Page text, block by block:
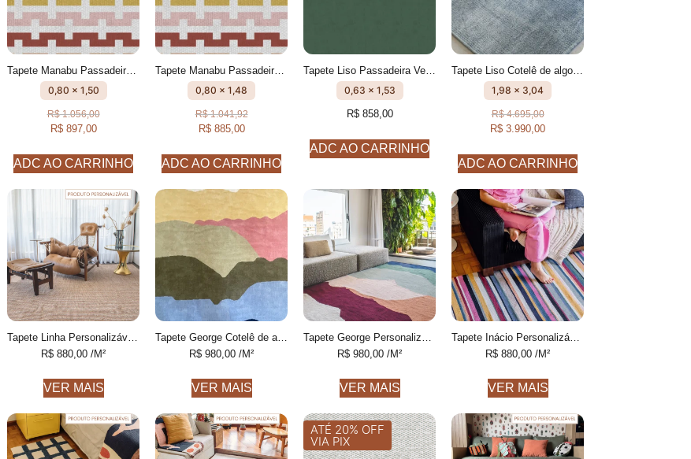
Tapete Manabu Passadeira Geométrico feito à mão, 100% algodão reciclado
0,80 x 1,50
R$1.056,00
R$897,00
ADC AO CARRINHO
Tapete Manabu Passadeira Geométrico feito à mão, 100% algodão reciclado
0,80 x 1,48
R$1.041,92
R$885,00
ADC AO CARRINHO
Tapete Liso Passadeira Verde Militar feito à mão, 100% algodão reciclado
0,63 x 1,53
R$858,00
ADC AO CARRINHO
Tapete Liso Cotelê de algodão Anis feito à mão
1,98 x 3,04
R$4.695,00
R$ 3.990,00
ADC AO CARRINHO
R$ 880,00 /M²
VER MAIS
R$ 980,00 /M²
VER MAIS
R$ 980,00 /M²
VER MAIS
R$ 880,00 /M²
VER MAIS
ATÉ 20% OFF
VIA PIX